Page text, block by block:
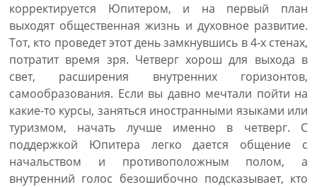
корректируется Юпитером, и на первый план
выходят общественная жизнь и духовное развитие.
Тот, кто проведет этот день замкнувшись в 4-х стенах,
потратит время зря. Четверг хорош для выхода в
свет, расширения внутренних горизонтов,
самообразования. Если вы давно мечтали пойти на
какие-то курсы, заняться иностранными языками или
туризмом, начать лучше именно в четверг. С
поддержкой Юпитера легко дается общение с
начальством и противоположным полом, а
внутренний голос безошибочно подсказывает, кто